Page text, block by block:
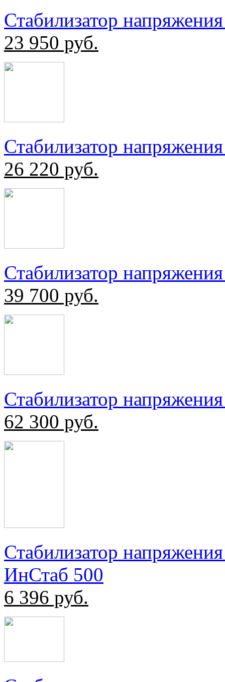
Стабилизатор
23 950 руб.
Стабилизатор
26 220 руб.
Стабилизатор
39 700 руб.
Стабилизатор
62 300 руб.
Стабилизатор
ИнСтаб 500
6 396 руб.